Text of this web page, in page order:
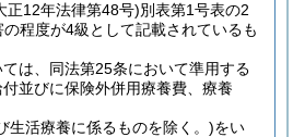
正12年法律第48号)別表第1号表の2
程度が4級として記載されているも
ては、同法第25条において準用する
並びに保険外併用療養費、療養
生活療養に係るものを除く。)をい